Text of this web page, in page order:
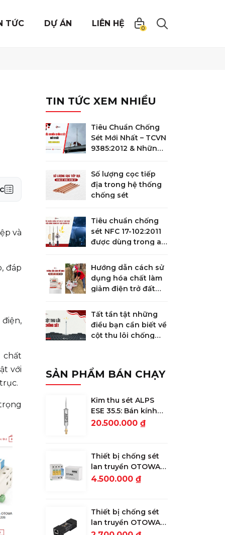
TỨC DỰ ÁN LIÊN HỆ 0
và
đáp
chất
với
TIN TỨC XEM NHIỀU
Tiêu Chuẩn Chống
Sét Mới Nhất – TCVN
9385:2012 & Những
Bắt Buộc Phải Biết
Số lượng cọc tiếp
địa trong hệ thống
chống sét
Tiêu chuẩn chống
sét NFC 17-102:2011
được dùng trong an
Hướng dẫn cách sử
dụng hóa chất làm
giảm điện trở đất
Tất tần tật những
điều bạn cần biết về
cột thu lôi chống
SẢN PHẨM BÁN CHẠY
Kim thu sét ALPS
ESE 35.5: Bán kính
bảo vệ 78m
20.500.000 ₫
Thiết bị chống sét
lan truyền OTOWA
đường nguồn LSK-
4.500.000 ₫
Thiết bị chống sét
lan truyền OTOWA
đường tín hiệu